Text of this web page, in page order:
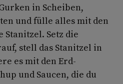
in Scheiben,
und fülle alles mit den
Setz die
stell das Stanitzel in
es mit den Erd­
und Saucen, die du